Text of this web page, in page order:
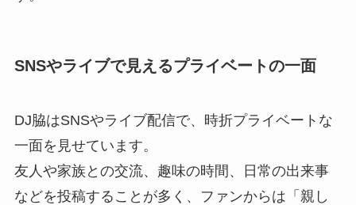
SNSやライブで見えるプライベートの一面
DJ脇はSNSやライブ配信で、時折プライベートな
一面を見せています。
友人や家族との交流、趣味の時間、日常の出来事
などを投稿することが多く、ファンからは「親し